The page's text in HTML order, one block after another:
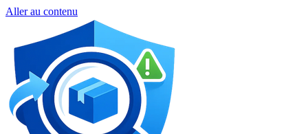
Aller au contenu